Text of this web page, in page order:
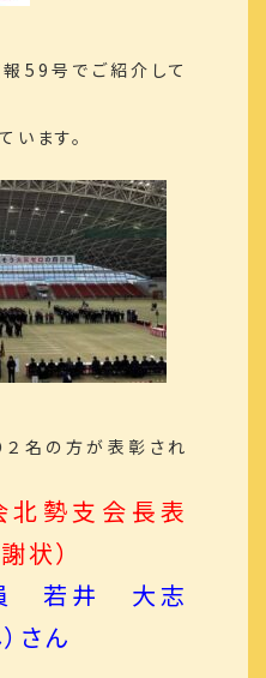
59号でご紹介して
います。
名の方が表彰され
北勢支会長表
状）
若井 大志
さん